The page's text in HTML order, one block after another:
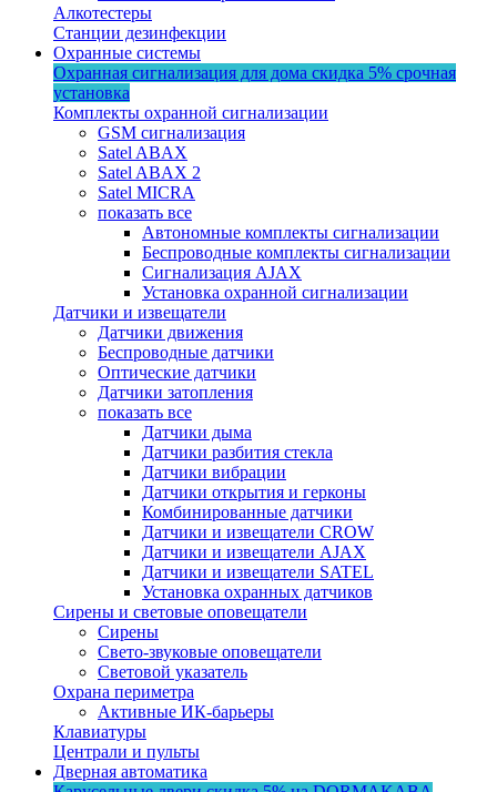
Алкотестеры
Станции дезинфекции
Охранные системы
Охранная сигнализация для дома скидка 5% срочная
установка
Комплекты охранной сигнализации
GSM сигнализация
Satel ABAX
Satel ABAX 2
Satel MICRA
показать все
Автономные комплекты сигнализации
Беспроводные комплекты сигнализации
Сигнализация AJAX
Установка охранной сигнализации
Датчики и извещатели
Датчики движения
Беспроводные датчики
Оптические датчики
Датчики затопления
показать все
Датчики дыма
Датчики разбития стекла
Датчики вибрации
Датчики открытия и герконы
Комбинированные датчики
Датчики и извещатели CROW
Датчики и извещатели AJAX
Датчики и извещатели SATEL
Установка охранных датчиков
Сирены и световые оповещатели
Сирены
Свето-звуковые оповещатели
Световой указатель
Охрана периметра
Активные ИК-барьеры
Клавиатуры
Централи и пульты
Дверная автоматика